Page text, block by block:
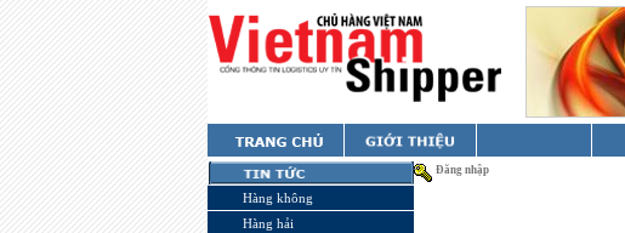
Hàng không
Hàng hải
Đăng nhập